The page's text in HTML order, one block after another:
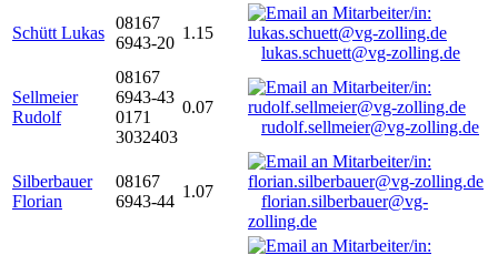
Schütt Lukas
08167
6943-20
1.15
lukas.schuett@vg-zolling.de
Sellmeier
Rudolf
08167
6943-43
0171
3032403
0.07
rudolf.sellmeier@vg-zolling.de
Silberbauer
Florian
08167
6943-44
1.07
florian.silberbauer@vg-
zolling.de